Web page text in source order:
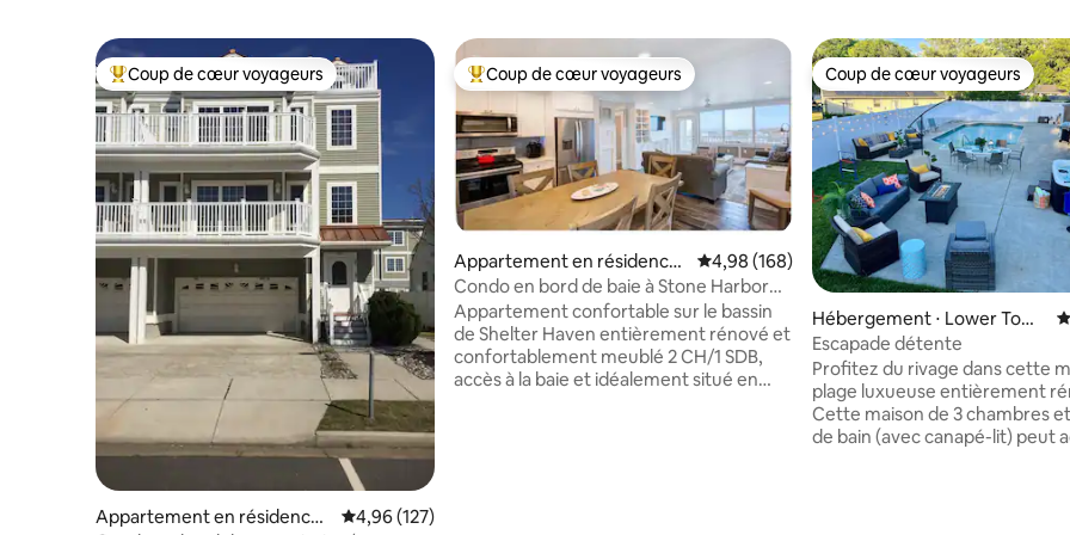
Coups de cœur voyageurs les plus appréciés
Coup de cœur voyageurs
Appartement en résidence ⋅
Évaluation moyenne sur la base de 127 commentaires : 4,96 sur 5
4,96 (127)
Coups de cœur voyageurs les plus appréciés
Coup de cœur voyageurs
Appartement en résidence
⋅ Stone Harbor
Évaluation moyenne sur la base de 168
4,98 (168)
Condo en bord de baie à Stone Harbor
avec de belles vues
Appartement confortable sur le bassin
de Shelter Haven entièrement rénové et
confortablement meublé 2 CH/1 SDB,
accès à la baie et idéalement situé en
Coup de cœur voyageurs
Coup de cœur voyageurs
Hébergement ⋅ Lower Town
ship
Escapade détente
Profitez du rivage dans cette
plage luxueuse entièrement
Cette maison de 3 chambres
de bain (avec canapé-lit) peut